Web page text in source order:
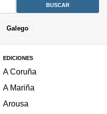
Galego
EDICIONES
A Coruña
A Mariña
Arousa